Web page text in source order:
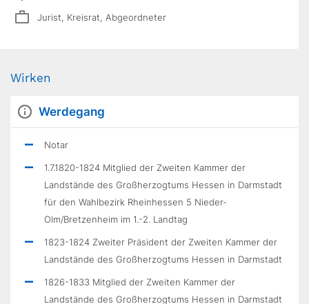
Jurist, Kreisrat, Abgeordneter
Wirken
Werdegang
Notar
1.7.1820-1824 Mitglied der Zweiten Kammer der
Landstände des Großherzogtums Hessen in Darmstadt
für den Wahlbezirk Rheinhessen 5 Nieder-
Olm/Bretzenheim im 1.-2. Landtag
1823-1824 Zweiter Präsident der Zweiten Kammer der
Landstände des Großherzogtums Hessen in Darmstadt
1826-1833 Mitglied der Zweiten Kammer der
Landstände des Großherzogtums Hessen in Darmstadt